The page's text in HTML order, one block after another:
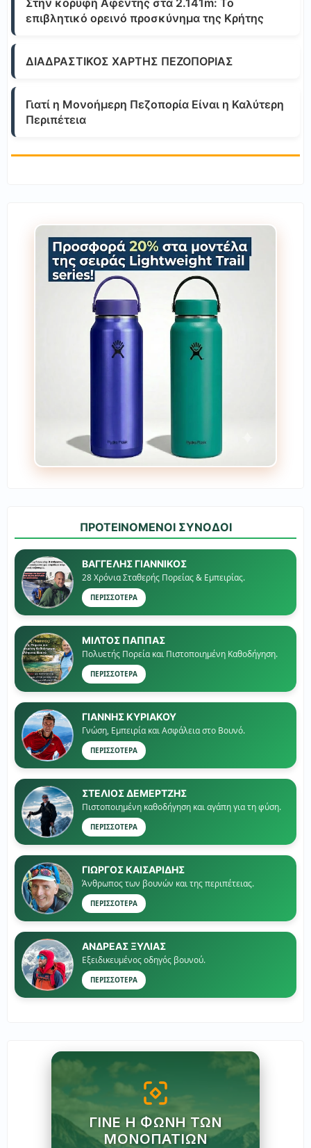
Στην κορυφή Αφέντης στα 2.141m: Το
επιβλητικό ορεινό προσκύνημα της Κρήτης
ΔΙΑΔΡΑΣΤΙΚΟΣ ΧΑΡΤΗΣ ΠΕΖΟΠΟΡΙΑΣ
Γιατί η Μονοήμερη Πεζοπορία Είναι η Καλύτερη
Περιπέτεια
ΠΡΟΤΕΙΝΟΜΕΝΟΙ ΣΥΝΟΔΟΙ
ΒΑΓΓΕΛΗΣ ΓΙΑΝΝΙΚΟΣ
28 Χρόνια Σταθερής Πορείας & Εμπειρίας.
ΠΕΡΙΣΣΟΤΕΡΑ
ΜΙΛΤΟΣ ΠΑΠΠΑΣ
Πολυετής Πορεία και Πιστοποιημένη Καθοδήγηση.
ΠΕΡΙΣΣΟΤΕΡΑ
ΓΙΑΝΝΗΣ ΚΥΡΙΑΚΟΥ
Γνώση, Εμπειρία και Ασφάλεια στο Βουνό.
ΠΕΡΙΣΣΟΤΕΡΑ
ΣΤΕΛΙΟΣ ΔΕΜΕΡΤΖΗΣ
Πιστοποιημένη καθοδήγηση και αγάπη για τη φύση.
ΠΕΡΙΣΣΟΤΕΡΑ
ΓΙΏΡΓΟΣ ΚΑΙΣΑΡΙΔΗΣ
Άνθρωπος των βουνών και της περιπέτειας.
ΠΕΡΙΣΣΟΤΕΡΑ
ΑΝΔΡΕΑΣ ΞΥΛΙΑΣ
Εξειδικευμένος οδηγός βουνού.
ΠΕΡΙΣΣΟΤΕΡΑ
ΓΊΝΕ Η ΦΩΝΉ ΤΩΝ
ΜΟΝΟΠΑΤΙΏΝ